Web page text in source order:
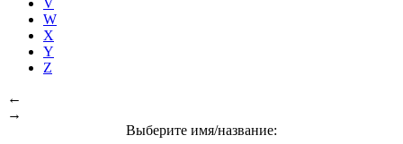
W
X
Y
Z
←
→
Выберите имя/название: